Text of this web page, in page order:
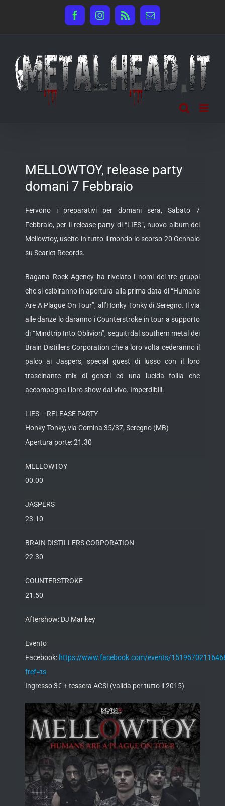
FacebookInstagram
Rss Email
MELLOWTOY, release party
domani 7 Febbraio
Fervono i preparativi per domani sera, Sabato 7
Febbraio, per il release party di “LIES”, nuovo album dei
Mellowtoy, uscito in tutto il mondo lo scorso 20 Gennaio
su Scarlet Records.
Bagana Rock Agency ha rivelato i nomi dei tre gruppi
che si esibiranno in apertura alla prima data di “Humans
Are A Plague On Tour”, all’Honky Tonky di Seregno. Il via
alle danze lo daranno i Counterstroke in tour a supporto
di “Mindtrip Into Oblivion”, seguiti dal southern metal dei
Brain Distillers Corporation che a loro volta cederanno il
palco ai Jaspers, special guest di lusso con il loro
trascinante mix di generi ed una lucida follia che
accompagna i loro show dal vivo. Imperdibili.
LIES – RELEASE PARTY
Honky Tonky, via Comina 35/37, Seregno (MB)
Apertura porte: 21.30
MELLOWTOY
00.00
JASPERS
23.10
BRAIN DISTILLERS CORPORATION
22.30
COUNTERSTROKE
21.50
Aftershow: DJ Marikey
Evento
Facebook: https://www.facebook.com/events/
fref=ts
Ingresso 3€ + tessera ACSI (valida per tutto il 2015)